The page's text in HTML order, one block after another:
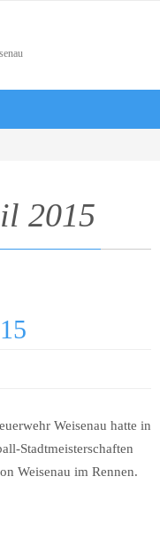
2015
Weisenau hatte in
Stadtmeisterschaften
Weisenau im Rennen.